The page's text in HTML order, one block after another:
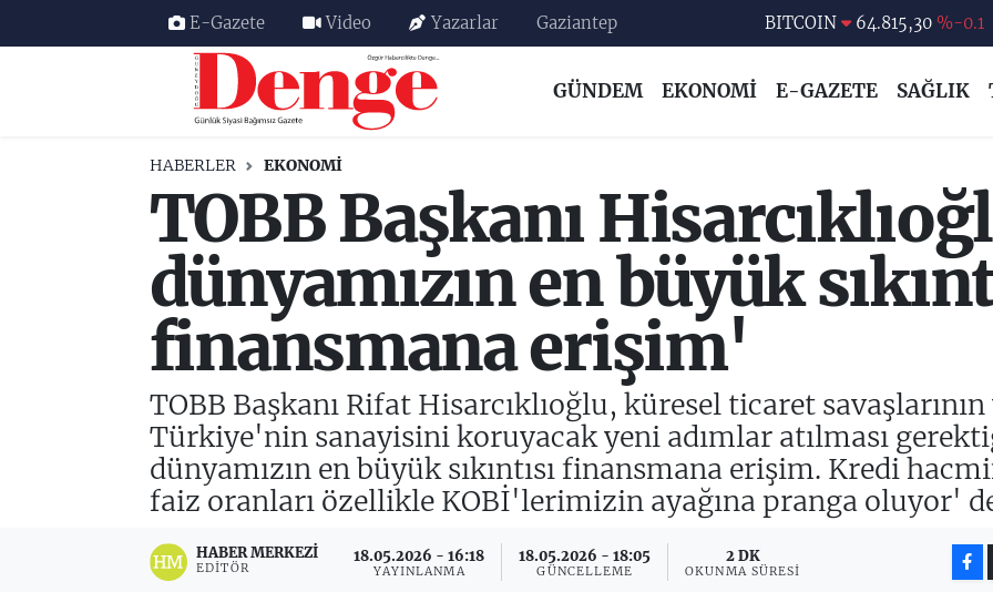
E-Gazete Video Yazarlar Gaziantep DOLAR 47,7436 %0.18
STERLİN
64,4811 %0.38
%-14
BITCOIN
64.815,30 %-0.1
GÜNDEM EKONOMİ E-GAZETE SAĞLIK
HABERLER EKONOMİ
TOBB Başkanı
dünyamızın en büyük
finansmana erişim'
TOBB Başkanı Rifat Hisarcıklıoğlu, küresel ticaret
Türkiye'nin sanayisini koruyacak yeni adımlar atılması
dünyamızın en büyük sıkıntısı finansmana erişim. Kredi
faiz oranları özellikle KOBİ'lerimizin ayağına pranga oluyor'
HABER MERKEZI
EDITÖR
18.05.2026 - 16:18
YAYINLANMA
18.05.2026 - 18:05
GÜNCELLEME
2 DK
OKUNMA SÜRESI
Nöbetçi Eczaneler
Trafik Durumu
Süper Lig Puan Durumu ve Fikstür
Tüm Manşetler
Son Dakika Haberleri
Haber Arşivi